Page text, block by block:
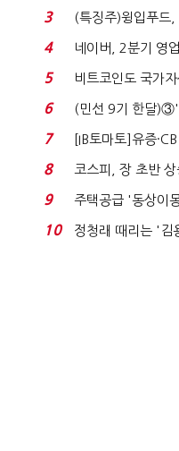
국전쟁’
3
(특징주)윙입푸드,
지에 상한가...
4
네이버, 2분기 영
비 0.2% 감소...
5
비트코인도 국가
처분' 기준은 ...
6
(민선 9기 한달
격…추미애, 20년
7
[IB토마토]유증
닥 벌점 급증에 ...
8
코스피, 장 초반
시도
9
주택공급 '동상이
력 없으면 '공수표
10
정청래 때리는 '